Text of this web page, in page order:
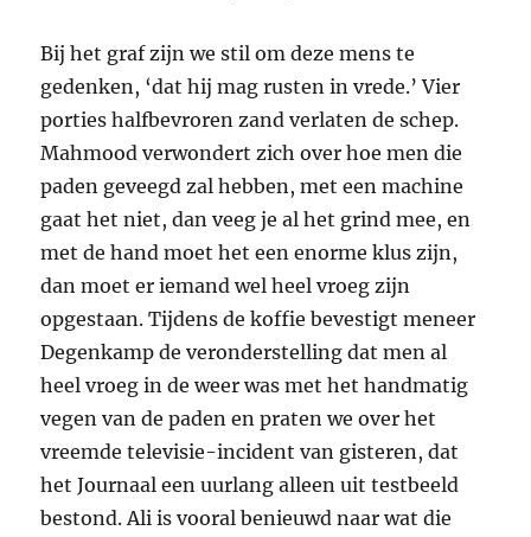
Bij het graf zijn we stil om deze mens te
gedenken, ‘dat hij mag rusten in vrede.’ Vier
porties halfbevroren zand verlaten de schep.
Mahmood verwondert zich over hoe men die
paden geveegd zal hebben, met een machine
gaat het niet, dan veeg je al het grind mee, en
met de hand moet het een enorme klus zijn,
dan moet er iemand wel heel vroeg zijn
opgestaan. Tijdens de koffie bevestigt meneer
Degenkamp de veronderstelling dat men al
heel vroeg in de weer was met het handmatig
vegen van de paden en praten we over het
vreemde televisie-incident van gisteren, dat
het Journaal een uurlang alleen uit testbeeld
bestond. Ali is vooral benieuwd naar wat die